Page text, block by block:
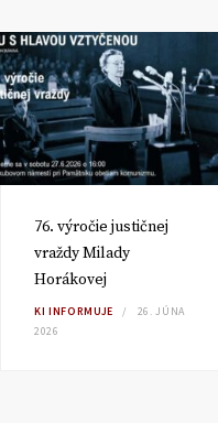
76. výročie justičnej
vraždy Milady
Horákovej
KI INFORMUJE
26. JÚNA
2026